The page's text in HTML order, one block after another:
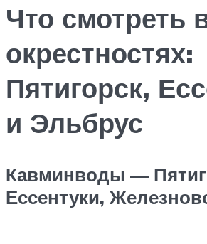
Что смотреть
окрестностях:
Пятигорск,
и Эльбрус
Кавминводы —
Ессентуки,